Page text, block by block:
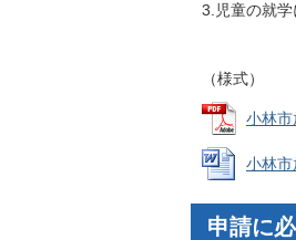
3.児童の就
（様式）
小林
小林
申請に